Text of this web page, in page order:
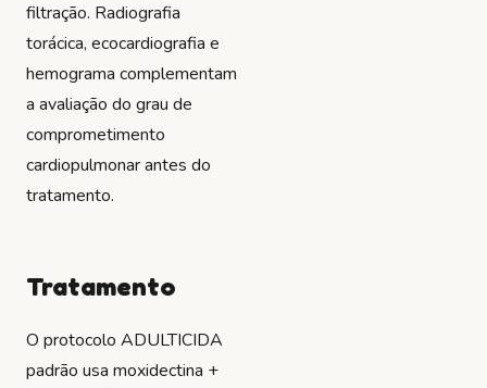
filtração. Radiografia
torácica, ecocardiografia e
hemograma complementam
a avaliação do grau de
comprometimento
cardiopulmonar antes do
tratamento.
Tratamento
O protocolo ADULTICIDA
padrão usa moxidectina +